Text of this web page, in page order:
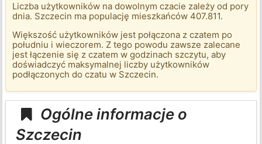
Liczba użytkowników na dowolnym czacie zależy od pory
dnia. Szczecin ma populację mieszkańców 407.811.
Większość użytkowników jest połączona z czatem po
południu i wieczorem. Z tego powodu zawsze zalecane
jest łączenie się z czatem w godzinach szczytu, aby
doświadczyć maksymalnej liczby użytkowników
podłączonych do czatu w Szczecin.
Ogólne informacje o
Szczecin